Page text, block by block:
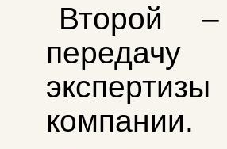
Второй
компании.